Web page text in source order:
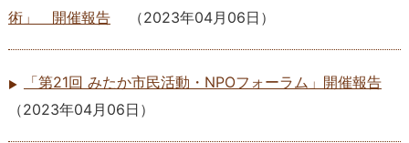
術」 開催報告
（2023年04月06日 ）
「第21回 みたか市民活動・NPOフォーラム」開催報告
（2023年04月06日 ）